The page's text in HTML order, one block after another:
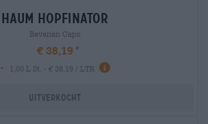
haum hopfinator
Bavarian Caps
€ 38,19
-
1,00 L St. - € 38,19 / LTR
Uitverkocht